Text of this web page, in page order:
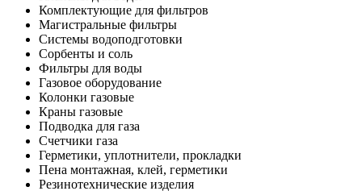
Комплектующие для фильтров
Магистральные фильтры
Системы водоподготовки
Сорбенты и соль
Фильтры для воды
Газовое оборудование
Колонки газовые
Краны газовые
Подводка для газа
Счетчики газа
Герметики, уплотнители, прокладки
Пена монтажная, клей, герметики
Резинотехнические изделия